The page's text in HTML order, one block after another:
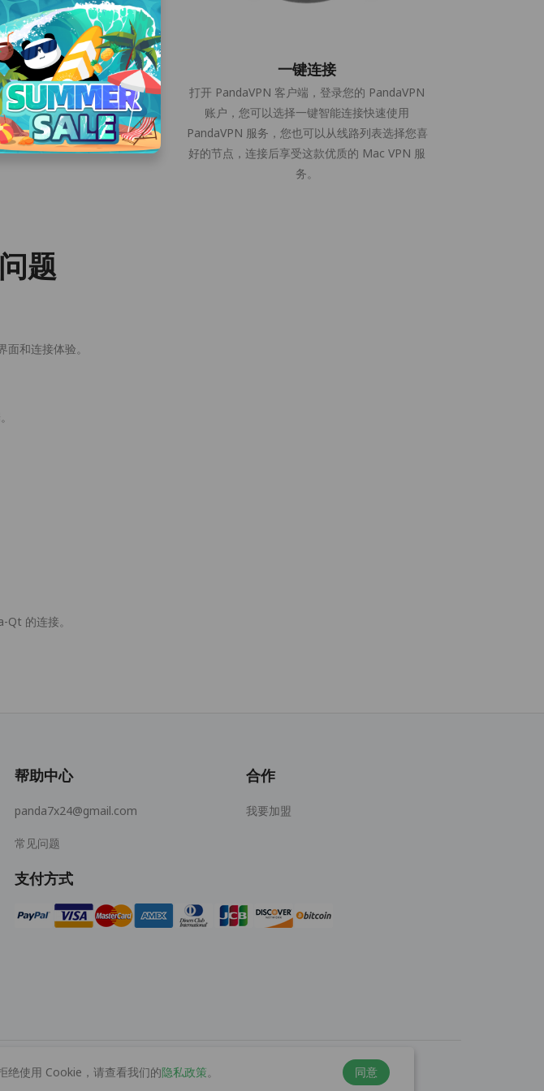
装
您的电脑下载官方
安装包，并安装至您
备上。
一键连接
打开 PandaVPN 客户端，登录您的 PandaVPN
账户，您可以选择一键智能连接快速使用
PandaVPN 服务，您也可以从线路列表选择您喜
好的节点，连接后享受这款优质的 Mac VPN 服
务。
题
和连接体验。
的连接。
帮助中心
panda7x24@gmail.com
常见问题
合作
我要加盟
支付方式
All rights reserved.
绝使用 Cookie，请查看我们的隐私政策。 同意